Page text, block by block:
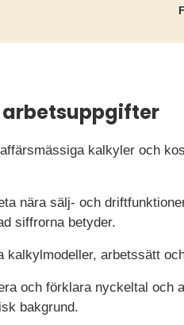
arbetsuppgifter
kalkyler och
nära sälj- och
siffrorna betyder.
kalkylmodeller, arbetssätt
och förklara nyckeltal och
bakgrund.